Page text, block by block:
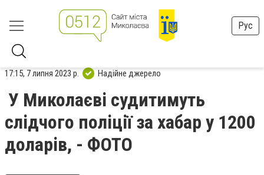
Рус
17:15, 7 липня 2023 р. Надійне джерело
У Миколаєві судитимуть
слідчого поліції за хабар у 1200
доларів, - ФОТО